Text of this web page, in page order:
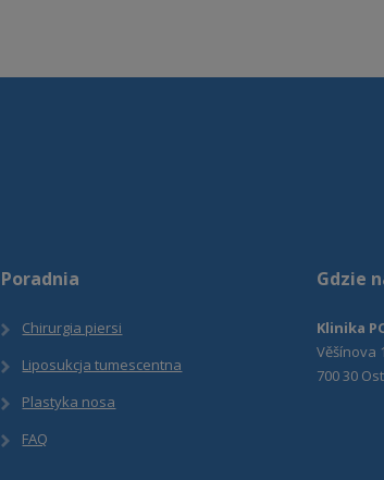
Poradnia
Chirurgia piersi
Liposukcja tumescentna
Plastyka nosa
FAQ
Gdzie
Klinika
Věšínova
700 30